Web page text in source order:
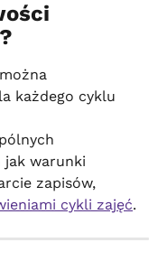
każdego cyklu
jak warunki
zapisów,
cykli zajęć.